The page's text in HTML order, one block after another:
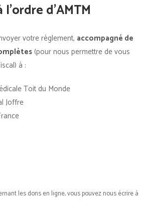
d’AMTM
votre règlement, accompagné de
(pour nous permettre de vous
à :
Toit du Monde
Joffre
les dons en ligne, vous pouvez nous écrire à